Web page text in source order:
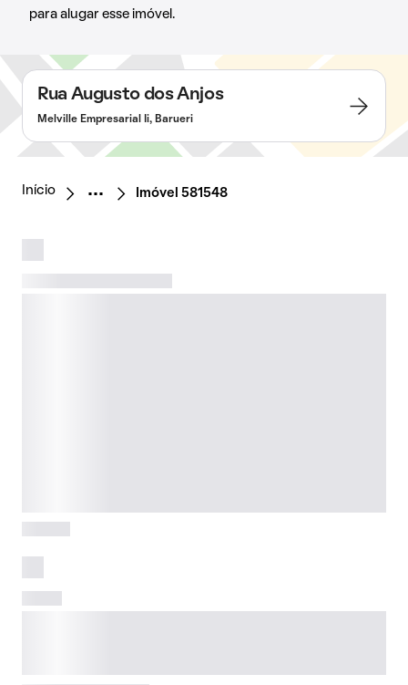
para alugar esse imóvel.
Rua Augusto dos Anjos
Melville Empresarial Ii, Barueri
Início Imóvel 581548